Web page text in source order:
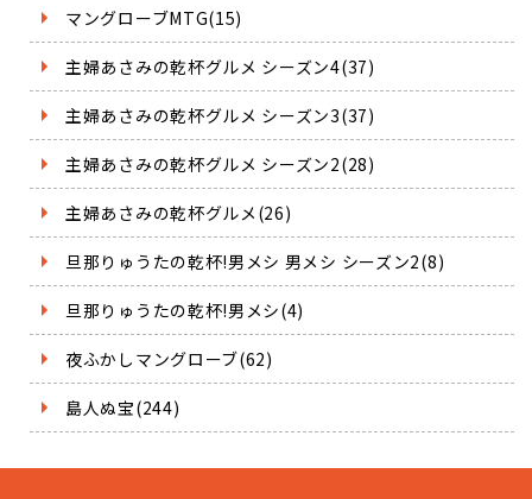
マングローブMTG(15)
主婦あさみの乾杯グルメ シーズン4(37)
主婦あさみの乾杯グルメ シーズン3(37)
主婦あさみの乾杯グルメ シーズン2(28)
主婦あさみの乾杯グルメ(26)
旦那りゅうたの乾杯!男メシ 男メシ シーズン2(8)
旦那りゅうたの乾杯!男メシ(4)
夜ふかしマングローブ(62)
島人ぬ宝(244)